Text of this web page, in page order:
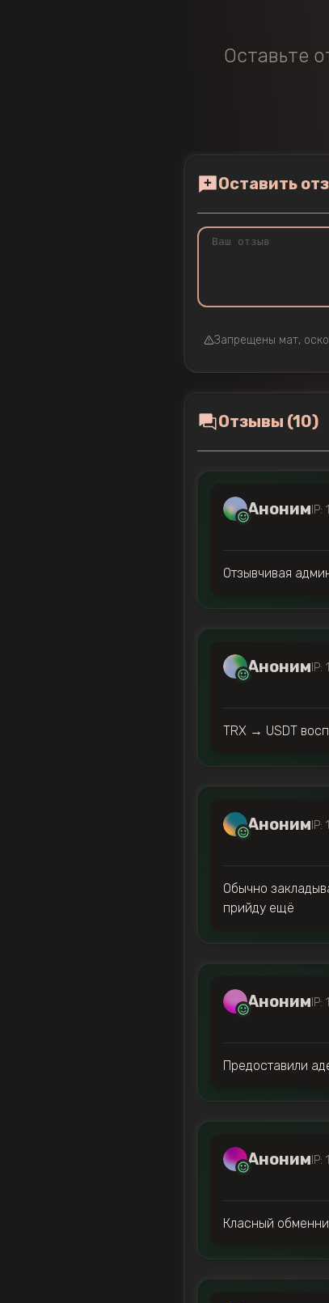
Оставьте
Оставить
Запрещены мат,
Отзывы (10)
Аноним
Отзывчивая
Аноним
TRX → USDT
Аноним
Обычно
прийду ещё
Аноним
Предоставили
Аноним
Класный